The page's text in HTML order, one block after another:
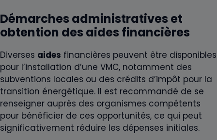
Démarches administratives et
obtention des aides financières
Diverses aides financières peuvent être disponibles
pour l’installation d’une VMC, notamment des
subventions locales ou des crédits d’impôt pour la
transition énergétique. Il est recommandé de se
renseigner auprès des organismes compétents
pour bénéficier de ces opportunités, ce qui peut
significativement réduire les dépenses initiales.